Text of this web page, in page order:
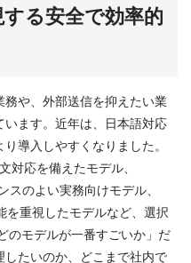
る安全で効率的
や、外部送信を抑えたい業
ます。近年は、日本語対応
導入しやすくなりました。
対応を備えたモデル、
のよい実務向けモデル、
を重視したモデルなど、選択
のモデルが一番すごいか」だ
たいのか、どこまで社内で